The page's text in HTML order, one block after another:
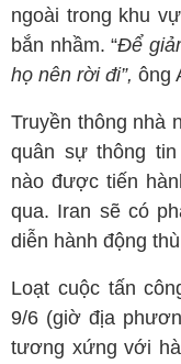
ngoài trong khu
bắn nhầm. “Để
họ nên rời đi”, ông
Truyền thông nhà
quân sự thông
nào được tiến
qua. Iran sẽ có
diễn hành động
Loạt cuộc tấn
9/6 (giờ địa
tương xứng với